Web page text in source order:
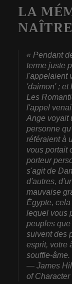
LA
NAÎTRE
« Pendant
terme juste
l'appelaient
'daimon' ; et
Les
l'appel
Ange voyait
personne
référaient à
vous portait
porteur
s'agit de
d'autres,
mauvaise
Égypte,
lequel vous
peuples
suivent des
esprit, votre
souffle-âme.
― James
of